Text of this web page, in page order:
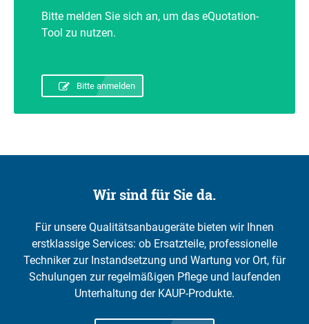
Bitte melden Sie sich an, um das eQuotation-
Tool zu nutzen.
Bitte anmelden
Wir sind für Sie da.
Für unsere Qualitätsanbaugeräte bieten wir Ihnen
erstklassige Services: ob Ersatzteile, professionelle
Techniker zur Instandsetzung und Wartung vor Ort, für
Schulungen zur regelmäßigen Pflege und laufenden
Unterhaltung der KAUP-Produkte.